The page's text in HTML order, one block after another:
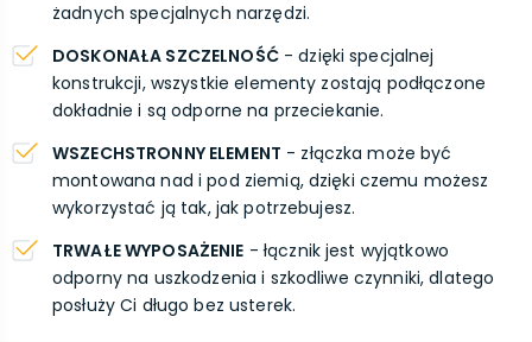
żadnych specjalnych narzędzi.
DOSKONAŁA SZCZELNOŚĆ- dzięki specjalnej
konstrukcji, wszystkie elementy zostają podłączone
dokładnie i są odporne na przeciekanie.
WSZECHSTRONNY ELEMENT - złączka może być
montowana nad i pod ziemią, dzięki czemu możesz
wykorzystać ją tak, jak potrzebujesz.
TRWAŁE WYPOSAŻENIE - łącznik jest wyjątkowo
odporny na uszkodzenia i szkodliwe czynniki, dlatego
posłuży Ci długo bez usterek.